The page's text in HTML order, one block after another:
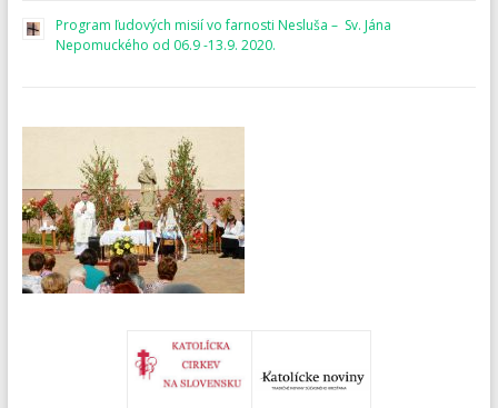
Program ľudových misií vo farnosti Nesluša – Sv. Jána
Nepomuckého od 06.9 -13.9. 2020.